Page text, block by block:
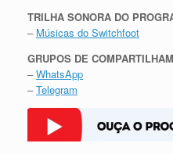
TRILHA SONORA DO
– Músicas do Switchfoot
GRUPOS DE
–WhatsApp
–Telegram